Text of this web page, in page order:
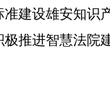
建设雄安知识
推进智慧法院